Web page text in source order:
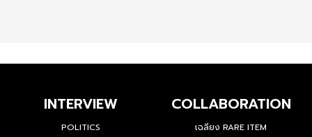
INTERVIEW
POLITICS
COLLABORATION
เฉลียง RARE ITEM